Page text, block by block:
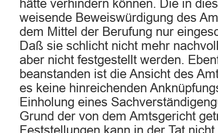
hätte verhindern können. Die in
weisende Beweiswürdigung des
dem Mittel der Berufung nur
Daß sie schlicht nicht mehr
aber nicht festgestellt werden.
beanstanden ist die Ansicht des
es keine hinreichenden
Einholung eines
Grund der von dem Amtsgericht
Feststellungen kann in der Tat